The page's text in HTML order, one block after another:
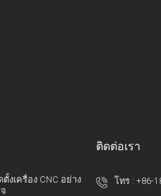
งเครื่อง CNC อย่าง
ติดต่อเรา
โทร :+86-